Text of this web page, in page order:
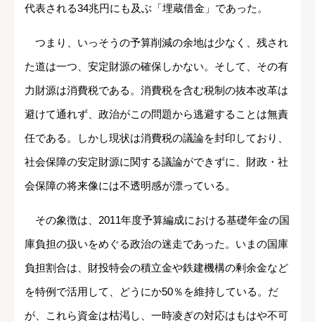
代表される34兆円にも及ぶ「埋蔵借金」であった。
つまり、いっそうの予算削減の余地は少なく、残され
た道は一つ、安定財源の確保しかない。そして、その有
力財源は消費税である。消費税を含む税制の抜本改革は
避けて通れず、政治がこの問題から逃避することは無責
任である。しかし現状は消費税の議論を封印しており、
社会保障の安定財源に関する議論ができずに、財政・社
会保障の将来像には不透明感が漂っている。
その象徴は、2011年度予算編成における基礎年金の国
庫負担の扱いをめぐる政治の迷走であった。いまの国庫
負担割合は、財投特会の積立金や鉄建機構の剰余金など
を特例で活用して、どうにか50％を維持している。だ
が、これら資金は枯渇し、一時凌ぎの対応はもはや不可